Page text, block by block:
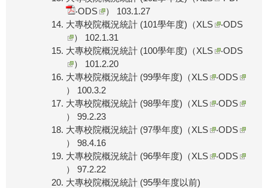
‧ODS
） 103.1.27
大專校院概況統計 (101學年度)（XLS ‧ODS
） 102.1.31
大專校院概況統計 (100學年度)（XLS ‧ODS
） 101.2.20
大專校院概況統計 (99學年度)（XLS ‧ODS
） 100.3.2
大專校院概況統計 (98學年度)（XLS ‧ODS
） 99.2.23
大專校院概況統計 (97學年度)（XLS ‧ODS
） 98.4.16
大專校院概況統計 (96學年度)（XLS ‧ODS
） 97.2.22
大專校院概況統計 (95學年度以前)